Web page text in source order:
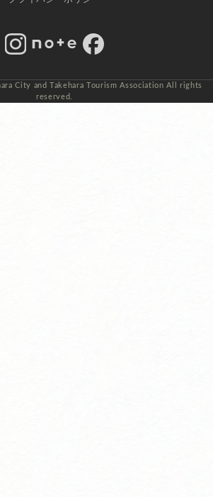
Instagram
note Facebook
City and Takehara Tourism Association All rights
reserved.